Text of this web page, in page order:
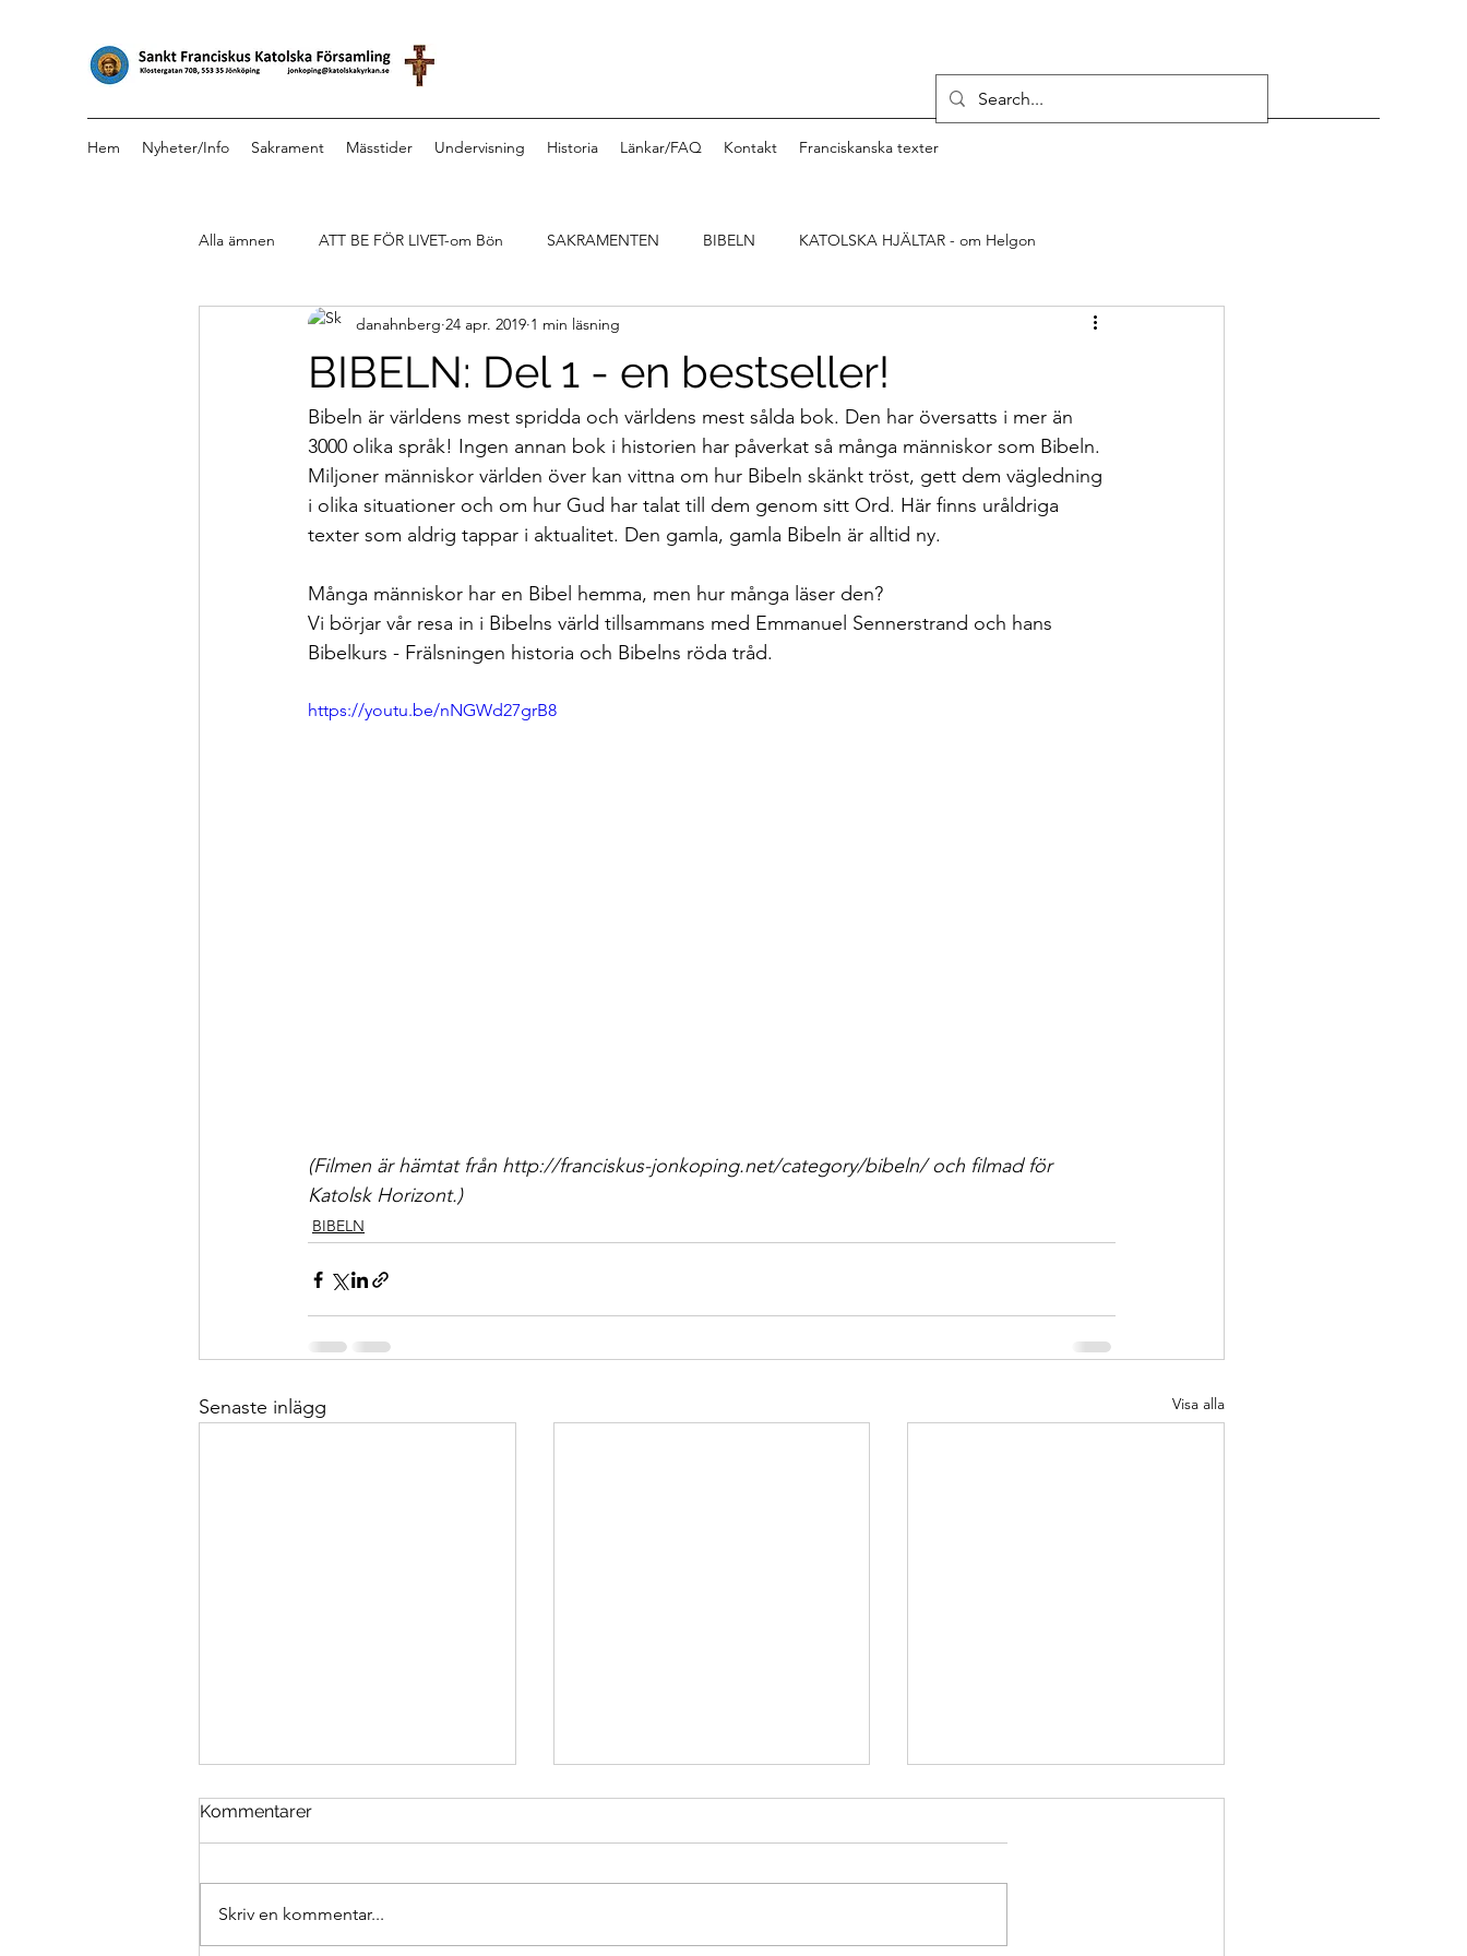
Hem Nyheter/Info Sakrament Mässtider Undervisning Historia Länkar/FAQ Kontakt Franciskanska texter
Alla ämnen ATT BE FÖR LIVET-om Bön SAKRAMENTEN BIBELN KATOLSKA HJÄLTAR - om Helgon
BIBELN: Del 1 - en bestseller!
danahnberg 24 apr. 2019 1 min läsning
Bibeln är världens mest spridda och världens mest sålda bok. Den har översatts i mer än
3000 olika språk! Ingen annan bok i historien har påverkat så många människor som Bibeln.
Miljoner människor världen över kan vittna om hur Bibeln skänkt tröst, gett dem vägledning
i olika situationer och om hur Gud har talat till dem genom sitt Ord. Här finns uråldriga
texter som aldrig tappar i aktualitet. Den gamla, gamla Bibeln är alltid ny.
Många människor har en Bibel hemma, men hur många läser den?
Vi börjar vår resa in i Bibelns värld tillsammans med Emmanuel Sennerstrand och hans
Bibelkurs - Frälsningen historia och Bibelns röda tråd.
https://youtu.be/nNGWd27grB8
(Filmen är hämtat från http://franciskus-jonkoping.net/category/bibeln/ och filmad för
Katolsk Horizont.)
BIBELN
Senaste inlägg Visa alla
Kommentarer
Skriv en kommentar...